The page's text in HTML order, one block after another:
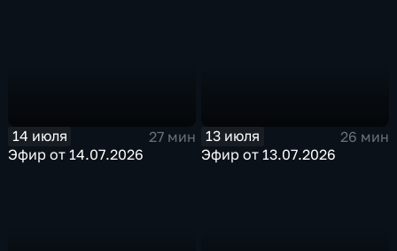
14 июля
27 мин
Эфир от 14.07.2026
13 июля
26 мин
Эфир от 13.07.2026